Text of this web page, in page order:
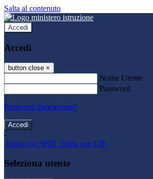
Salta al contenuto
Accedi
Accedi
button close ×
Nome Utente
Password
Password dimenticata?
-
Entra con SPID Entra con CIE
Seleziona utente